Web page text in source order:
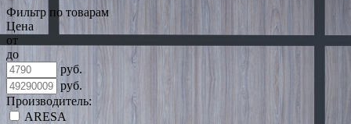
Фильтр по товарам
Цена
от
до
руб.
руб.
Производитель:
ARESA